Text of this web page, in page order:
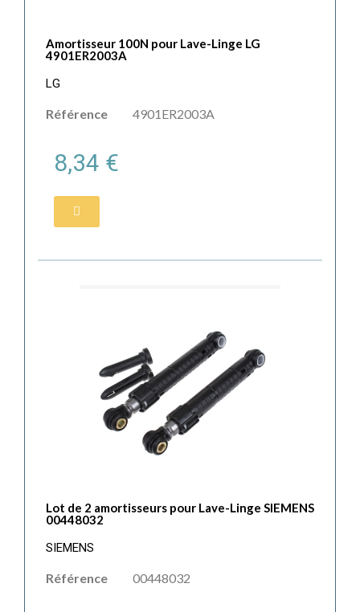
Amortisseur 100N pour Lave-Linge LG
4901ER2003A
LG
Référence 4901ER2003A
8,34 €
Lot de 2 amortisseurs pour Lave-Linge SIEMENS
00448032
SIEMENS
Référence 00448032